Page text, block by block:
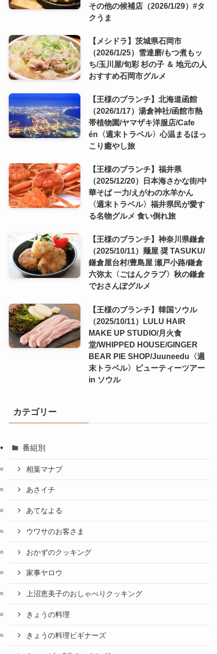
その他の候補店（2026/1/29）#タ
クうま
【メシドラ】茨城県石岡市
（2026/1/25）雪達磨/もつ煮もッ
ち/玉川屋/旬彩 杉の子 ＆ 地元の人
おすすめ石岡市グルメ
【王様のブランチ】北海道函館
（2026/1/17）湯倉神社/函館市熱
帯植物園/ヤマザキ洋服店/Cafe
én〈週末トラベル〉心温まるほっ
こり癒やし旅
【王様のブランチ】福井県
（2025/12/20）日本海さかな街/中
華そば 一力/えがわの水羊かん
〈週末トラベル〉福井県民が愛す
る名物グルメ 食い倒れ旅
【王様のブランチ】神奈川県鎌倉
（2025/10/11）麺屋 奨 TASUKU/
鎌倉屋台村/豊島屋 瀬戸小路/鎌倉
六弥太〈ごはんクラブ〉秋の鎌倉
でおさんぽグルメ
【王様のブランチ】韓国ソウル
（2025/10/11）LULU HAIR
MAKE UP STUDIO/月火食
堂/WHIPPED HOUSE/GINGER
BEAR PIE SHOP/Juuneedu〈週
末トラベル〉ビューティーツアー
in ソウル
カテゴリー
番組別
相葉マナブ
あさイチ
あてなよる
ウワサのお客さま
おかずのクッキング
家事ヤロウ
上沼恵美子のおしゃべりクッキング
きょうの料理
きょうの料理ビギナーズ